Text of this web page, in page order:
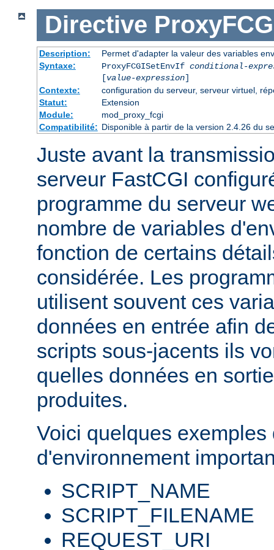
Directive
Description:
Permet d'adapter la valeur des variables
Syntaxe:
ProxyFCGISetEnvIf conditional-
[value-expression]
Contexte:
configuration du serveur, serveur virtuel,
Statut:
Extension
Module:
mod_proxy_fcgi
Compatibilité: Disponible à partir de la version 2.4.26 du
Juste avant la
serveur FastCGI
programme du serveur
nombre de variables
fonction de certains
considérée. Les
utilisent souvent ces
données en entrée afin
scripts sous-jacents ils
quelles données en
produites.
Voici quelques exemples
d'environnement
SCRIPT_NAME
SCRIPT_FILENAME
REQUEST_URI